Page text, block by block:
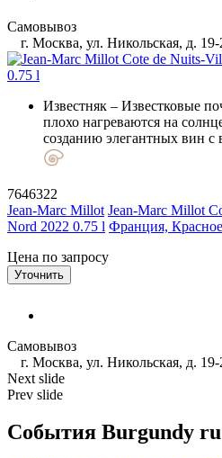
Самовывоз
г. Москва, ул. Никольская, д. 19-
Известняк – Известковые
плохо нагреваются на
созданию элегантных вин
7646322
Jean-Marc Millot Jean-Marc Millot
Nord 2022 0.75 l Франция,
Цена по запросу
Уточнить
Самовывоз
г. Москва, ул. Никольская, д. 19-
Next slide
Prev slide
События Burgundy ru